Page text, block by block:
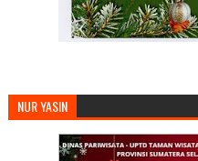
NUR YASIN